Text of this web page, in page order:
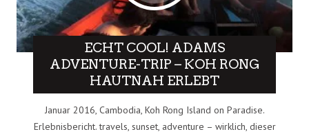
ECHT COOL! ADAMS
ADVENTURE-TRIP – KOH RONG
HAUTNAH ERLEBT
Januar 2016, Cambodia, Koh Rong Island on Paradise.
Erlebnisbericht. travels, sunset, adventure – wirklich, dieser